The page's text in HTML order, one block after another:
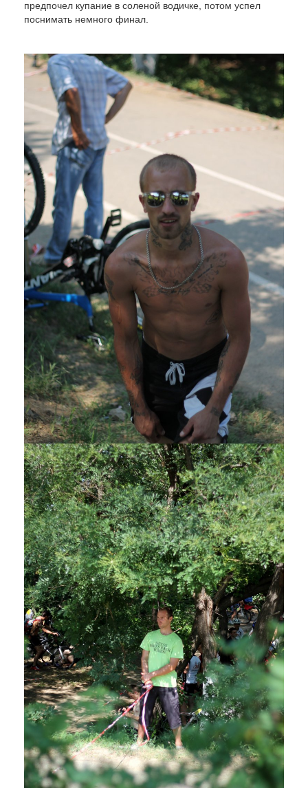
предпочел купание в соленой водичке, потом успел
поснимать немного финал.